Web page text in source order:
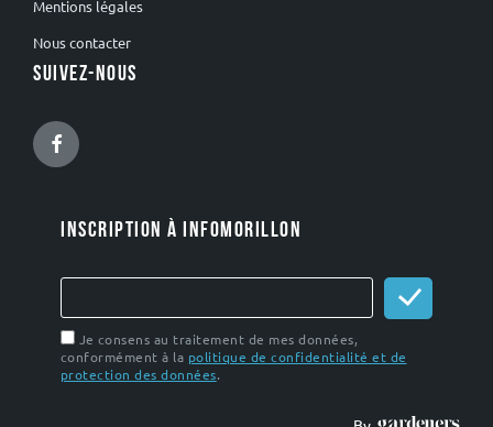
Mentions légales
Nous contacter
SUIVEZ-NOUS
Facebook
INSCRIPTION À INFOMORILLON
Je consens au traitement de mes données,
conformément à la politique de confidentialité et de
protection des données.